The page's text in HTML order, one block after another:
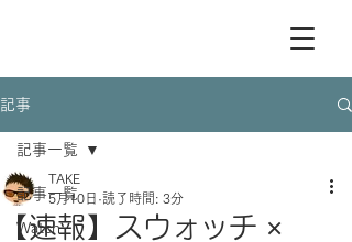
記事
記事一覧
Watch
記事一覧
【速報】スウォッチ ×
TAKE
5月10日 読了時間: 3分